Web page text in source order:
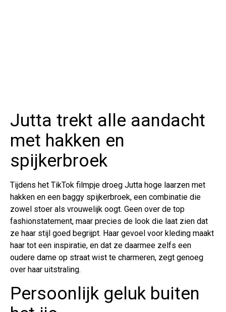
Jutta trekt alle aandacht
met hakken en
spijkerbroek
Tijdens het TikTok filmpje droeg Jutta hoge laarzen met
hakken en een baggy spijkerbroek, een combinatie die
zowel stoer als vrouwelijk oogt. Geen over de top
fashionstatement, maar precies de look die laat zien dat
ze haar stijl goed begrijpt. Haar gevoel voor kleding maakt
haar tot een inspiratie, en dat ze daarmee zelfs een
oudere dame op straat wist te charmeren, zegt genoeg
over haar uitstraling.
Persoonlijk geluk buiten